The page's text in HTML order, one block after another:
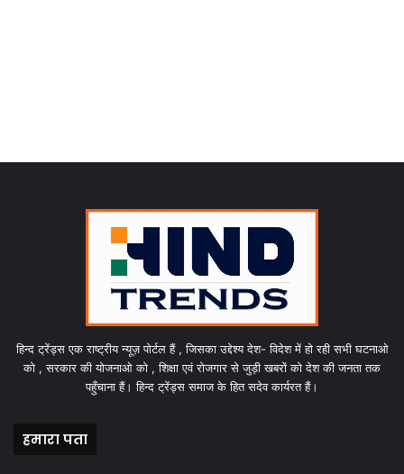
हिन्द ट्रेंड्स एक राष्ट्रीय न्यूज़ पोर्टल हैं , जिसका उद्देश्य देश- विदेश में हो रही सभी घटनाओ
को , सरकार की योजनाओ को , शिक्षा एवं रोजगार से जुड़ी खबरों को देश की जनता तक
पहुँचाना हैं। हिन्द ट्रेंड्स समाज के हित सदेव कार्यरत हैं।
हमारा पता